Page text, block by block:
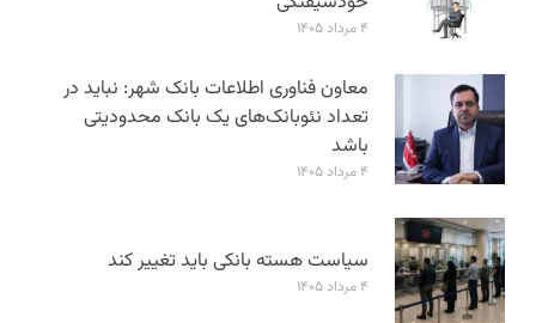
۴ مرداد ۱۴۰۵
معاون فناوری اطلاعات بانک شهر: نباید در
تعداد نئوبانک‌های یک بانک محدودیتی
باشد
۴ مرداد ۱۴۰۵
سیاست هسته بانکی باید تغییر کند
۴ مرداد ۱۴۰۵